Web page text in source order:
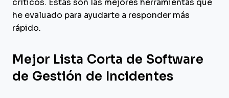
críticos. Estas son las mejores herramientas que
he evaluado para ayudarte a responder más
rápido.
Mejor Lista Corta de Software
de Gestión de Incidentes